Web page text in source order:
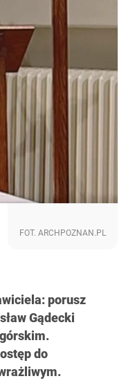
porusz
Gądecki
do
FOT. ARCHPOZNAN.PL